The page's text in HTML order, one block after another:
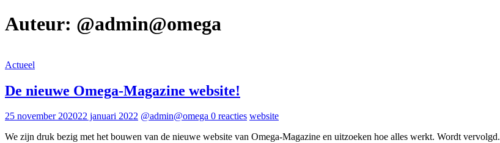
Auteur: @admin@omega
Actueel
De nieuwe Omega-Magazine website!
25 november 202022 januari 2022 @admin@omega 0 reacties website
We zijn druk bezig met het bouwen van de nieuwe website van Omega-Magazine en uitzoeken hoe alles werkt. Wordt vervolgd.